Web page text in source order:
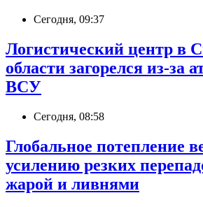
Сегодня, 09:37
Логистический центр в
области загорелся из-за
ВСУ
Сегодня, 08:58
Глобальное потепление
усилению резких
жарой и ливнями